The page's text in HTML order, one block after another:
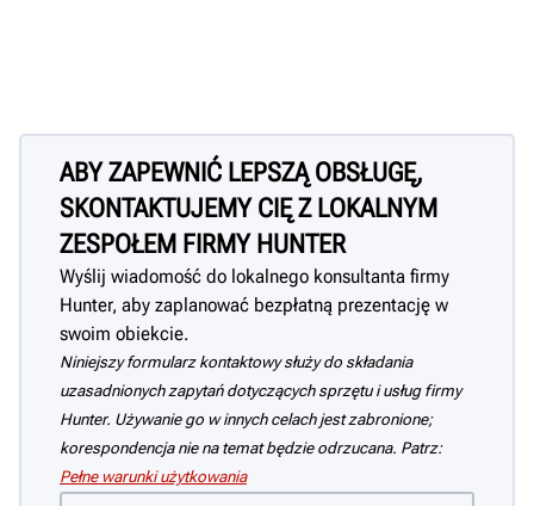
ABY ZAPEWNIĆ LEPSZĄ OBSŁUGĘ,
SKONTAKTUJEMY CIĘ Z LOKALNYM
ZESPOŁEM FIRMY HUNTER
Wyślij wiadomość do lokalnego konsultanta firmy
Hunter, aby zaplanować bezpłatną prezentację w
swoim obiekcie.
Niniejszy formularz kontaktowy służy do składania
uzasadnionych zapytań dotyczących sprzętu i usług firmy
Hunter. Używanie go w innych celach jest zabronione;
korespondencja nie na temat będzie odrzucana. Patrz:
Pełne warunki użytkowania